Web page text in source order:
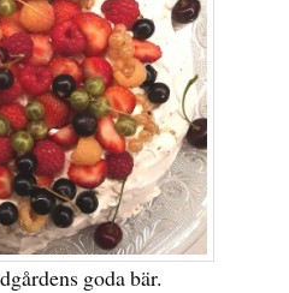
goda bär.